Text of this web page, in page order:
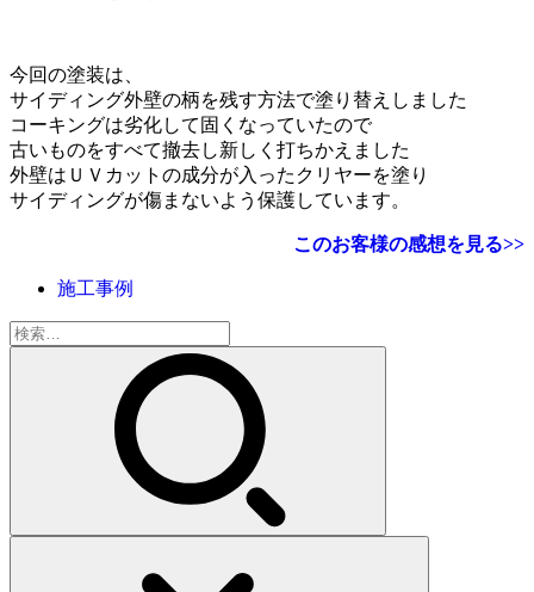
今回の塗装は、
サイディング外壁の柄を残す方法で塗り替えしました
コーキングは劣化して固くなっていたので
古いものをすべて撤去し新しく打ちかえました
外壁はＵＶカットの成分が入ったクリヤーを塗り
サイディングが傷まないよう保護しています。
このお客様の感想を見る>>
施工事例
検
索: